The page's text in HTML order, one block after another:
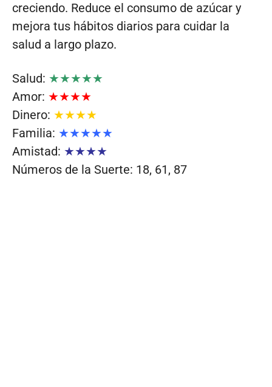
creciendo. Reduce el consumo de azúcar y
mejora tus hábitos diarios para cuidar la
salud a largo plazo.
Salud: ★★★★★
Amor: ★★★★
Dinero: ★★★★
Familia: ★★★★★
Amistad: ★★★★
Números de la Suerte: 18, 61, 87